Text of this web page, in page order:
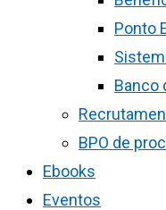
Ponto
Banco
BPO de
Ebooks
Eventos